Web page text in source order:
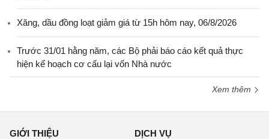
Xăng, dầu đồng loạt giảm giá từ 15h hôm nay, 06/8/2026
Trước 31/01 hằng năm, các Bộ phải báo cáo kết quả thực
hiện kế hoạch cơ cấu lại vốn Nhà nước
Xem thêm
GIỚI THIỆU DỊCH VỤ